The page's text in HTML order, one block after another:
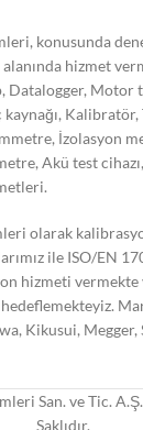
konusunda
hizmet
Motor
kaynağı,
İzolasyon
Akü test
olarak
ile ISO/EN
hizmeti
Kikusui, Megger,
San. ve Tic.
Saklıdır.